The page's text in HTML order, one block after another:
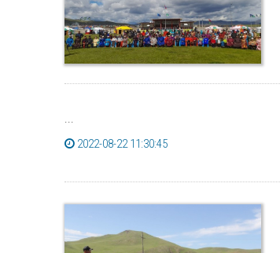
...
2022-08-22 11:30:45